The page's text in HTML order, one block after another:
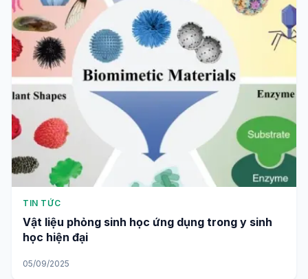
TIN TỨC
Vật liệu phỏng sinh học ứng dụng trong y sinh
học hiện đại
05/09/2025